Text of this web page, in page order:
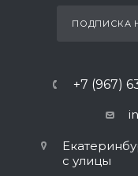
ПОДПИСКА
+7 (967)
с улицы